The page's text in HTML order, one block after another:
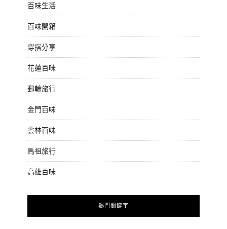
百味生活
百味開箱
穿搭分享
花蓮百味
郵輪旅行
金門百味
雲林百味
馬祖旅行
高雄百味
熱門關鍵字